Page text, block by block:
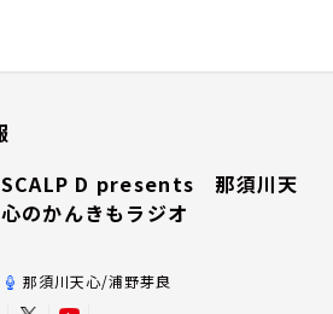
SCALP D presents 那須川天
心のかんきもラジオ
那須川天心/浦野芽良